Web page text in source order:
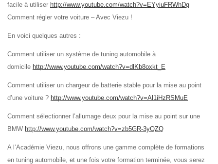
facile à utiliser http://www.youtube.com/watch?v=EYyiuFRWhDg
Comment régler votre voiture – Avec Viezu !
En voici quelques autres :
Comment utiliser un système de tuning automobile à
domicile http://www.youtube.com/watch?v=dlKb8oxkt_E
Comment utiliser un chargeur de batterie stable pour la mise au point
d’une voiture ? http://www.youtube.com/watch?v=Al1iHzRSMuE
Comment sélectionner l’allumage deux pour la mise au point sur une
BMW http://www.youtube.com/watch?v=zb5GR-3yQZQ
A l’Académie Viezu, nous offrons une gamme complète de formations
en tuning automobile, et une fois votre formation terminée, vous serez